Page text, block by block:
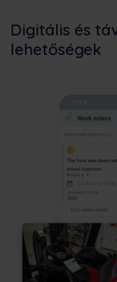
Digitális és
lehetőségek